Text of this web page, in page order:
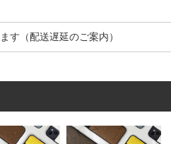
す（配送遅延のご案内）